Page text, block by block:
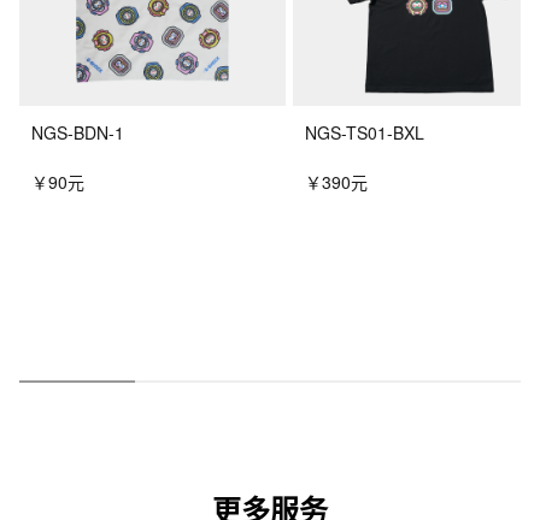
NGS-BDN-1
￥90元
NGS-TS01-BXL
￥390元
更多服务